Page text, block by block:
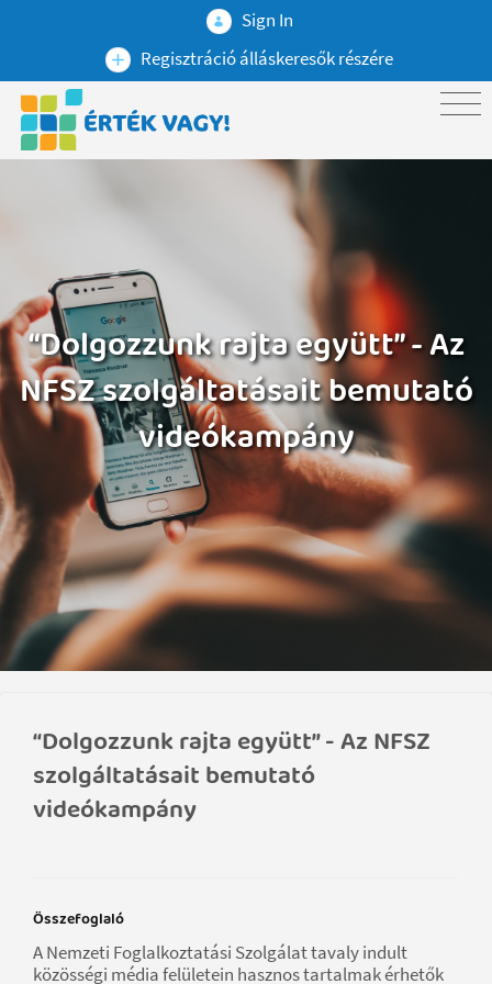
Sign In
Regisztráció álláskeresők részére
“Dolgozzunk rajta együtt” - Az
NFSZ szolgáltatásait bemutató
videókampány
“Dolgozzunk rajta együtt” - Az NFSZ
szolgáltatásait bemutató
videókampány
Összefoglaló
A Nemzeti Foglalkoztatási Szolgálat tavaly indult
közösségi média felületein hasznos tartalmak érhetők